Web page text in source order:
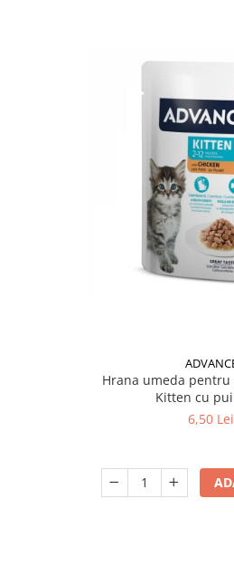
Hrana umeda pentru
Kitten cu
6,50 Lei